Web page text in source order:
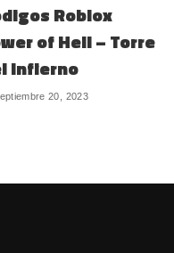
Roblox
of Hell – Torre
Infierno
20, 2023